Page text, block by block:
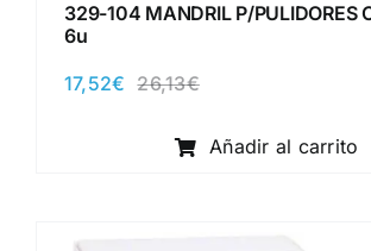
329-104 MANDRIL P/PULIDORES
6u
26,13€El
original
era:
17,52€
El
actual
es:
Añadir al carrito